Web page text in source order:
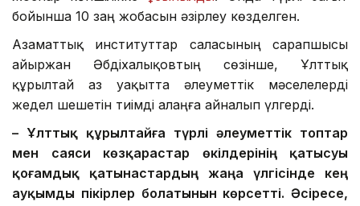
бойынша 10 заң жобасын әзірлеу көзделген.
Азаматтық институттар саласының сарапшысы
Қайыржан Әбдіхалықовтың сөзінше, Ұлттық
құрылтай аз уақытта әлеуметтік мәселелерді
жедел шешетін тиімді алаңға айналып үлгерді.
– Ұлттық құрылтайға түрлі әлеуметтік топтар
мен саяси көзқарастар өкілдерінің қатысуы
қоғамдық қатынастардың жаңа үлгісінде кең
ауқымды пікірлер болатынын көрсетті. Әсіресе,